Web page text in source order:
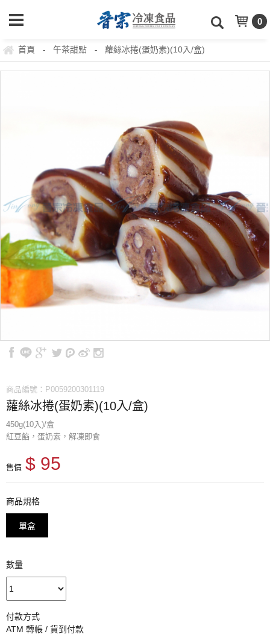
0
首頁 - 午茶甜點 - 蘿絲冰捲(蛋奶素)(10入/盒)
商品編號：P0059200301119
蘿絲冰捲(蛋奶素)(10入/盒)
450g(10入)/盒
紅豆餡，蛋奶素，解凍即食
售價 $ 95
商品規格
單盒
數量
付款方式
ATM 轉帳 / 貨到付款